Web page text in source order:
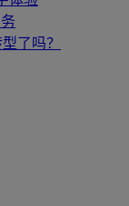
了吗？